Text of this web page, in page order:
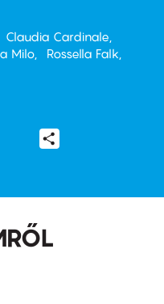
Claudia Cardinale
Milo
Rossella Falk